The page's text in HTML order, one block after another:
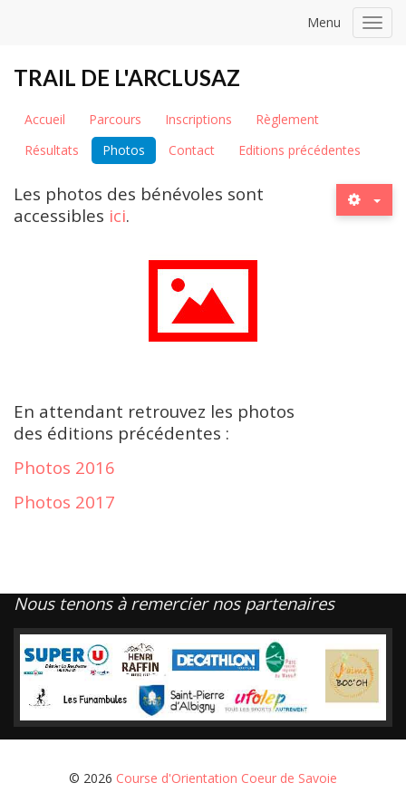
Menu
TRAIL DE L'ARCLUSAZ
Accueil Parcours Inscriptions
Règlement
Résultats
Photos Contact Editions précédentes
Les photos des bénévoles sont
accessibles ici.
En attendant retrouvez les photos
des éditions précédentes :
Photos 2016
Photos 2017
Nous tenons à remercier nos partenaires
© 2026 Course d'Orientation Coeur de Savoie